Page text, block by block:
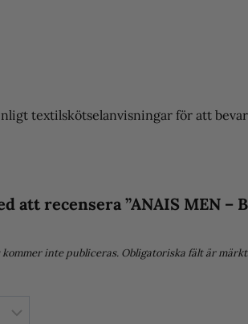
textilskötselanvisningar för att
att recensera ”ANAIS MEN –
inte publiceras. Obligatoriska fält är